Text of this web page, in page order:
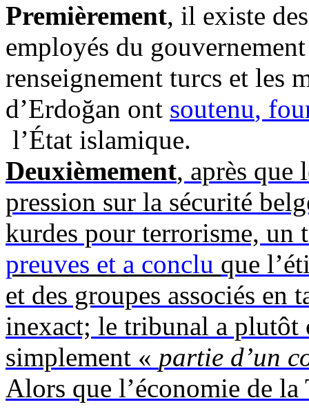
Premièrement, il existe
employés du
renseignement turcs et les
d’Erdoğan ont soutenu,
l’État islamique.
Deuxièmement, après que
pression sur la sécurité
kurdes pour terrorisme,
preuves et a conclu que
et des groupes associés en
inexact; le tribunal a
simplement « partie d’un
Alors que l’économie de